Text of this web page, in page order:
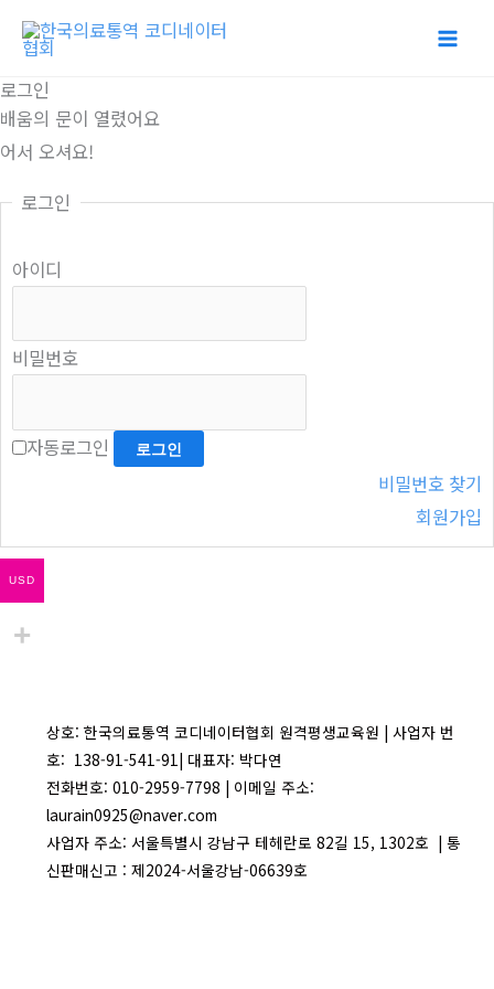
츠
로
건
로그인
배움의 문이 열렸어요
어서 오셔요!
로그인
아이디
비밀번호
자동로그인
비밀번호 찾기
회원가입
상호: 한국의료통역 코디네이터협회 원격평생교육원 | 사업자 번
호: 138-91-541-91| 대표자: 박다연
전화번호: 010-2959-7798 | 이메일 주소:
laurain0925@naver.com
사업자 주소: 서울특별시 강남구 테헤란로 82길 15, 1302호 | 통
신판매신고 : 제2024-서울강남-06639호
USD